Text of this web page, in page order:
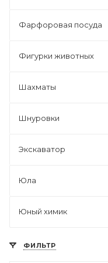
Фарфоровая посуда
Фигурки животных
Шахматы
Шнуровки
Экскаватор
Юла
Юный химик
ФИЛЬТР